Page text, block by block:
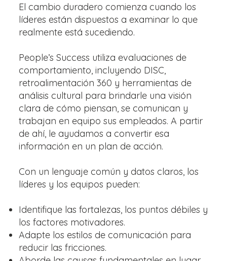
El cambio duradero comienza cuando los
líderes están dispuestos a examinar lo que
realmente está sucediendo.
People’s Success utiliza evaluaciones de
comportamiento, incluyendo DISC,
retroalimentación 360 y herramientas de
análisis cultural para brindarle una visión
clara de cómo piensan, se comunican y
trabajan en equipo sus empleados. A partir
de ahí, le ayudamos a convertir esa
información en un plan de acción.
Con un lenguaje común y datos claros, los
líderes y los equipos pueden:
Identifique las fortalezas, los puntos débiles y
los factores motivadores.
Adapte los estilos de comunicación para
reducir las fricciones.